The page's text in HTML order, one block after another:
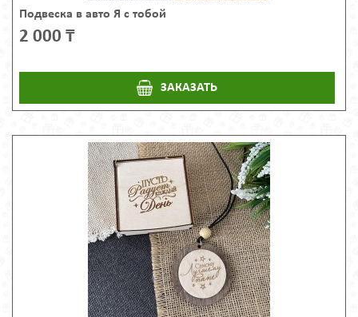
Подвеска в авто Я с тобой
2 000 ₸
ЗАКАЗАТЬ